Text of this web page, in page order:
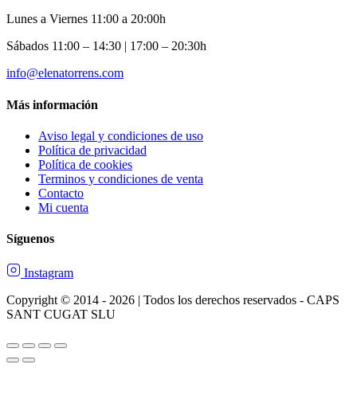
Lunes a Viernes 11:00 a 20:00h
Sábados 11:00 – 14:30 | 17:00 – 20:30h
info@elenatorrens.com
Más información
Aviso legal y condiciones de uso
Política de privacidad
Política de cookies
Terminos y condiciones de venta
Contacto
Mi cuenta
Síguenos
Instagram
Copyright © 2014 - 2026 | Todos los derechos reservados - CAPS
SANT CUGAT SLU